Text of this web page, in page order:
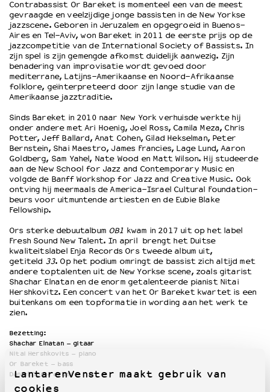
LantarenVenster maakt gebruik van
cookies
OVER LANTARENVENSTER
Wat we doen
Werken bij
Wie is wie
Word vriend
Partners
Huisregels
Privacyverklaring
Integriteits- en gedragscode
Duurzaamheid
Culturele boycot Israël
Ruimte voor artistieke vrijheid – VNPF
Contrabassist Or Bareket is momenteel een van de meest
gevraagde en veelzijdige jonge bassisten in de New Yorkse
jazzscene. Geboren in Jeruzalem en opgegroeid in Buenos-
Aires en Tel-Aviv, won Bareket in 2011 de eerste prijs op de
jazzcompetitie van de International Society of Bassists. In
zijn spel is zijn gemengde afkomst duidelijk aanwezig. Zijn
benadering van improvisatie wordt gevoed door
mediterrane, Latijns-Amerikaanse en Noord-Afrikaanse
folklore, geïnterpreteerd door zijn lange studie van de
Amerikaanse jazztraditie.
Sinds Bareket in 2010 naar New York verhuisde werkte hij
onder andere met Ari Hoenig, Joel Ross, Camila Meza, Chris
Potter, Jeff Ballard, Anat Cohen, Gilad Hekselman, Peter
Bernstein, Shai Maestro, James Francies, Lage Lund, Aaron
Goldberg, Sam Yahel, Nate Wood en Matt Wilson. Hij studeerde
aan de New School for Jazz and Contemporary Music en
volgde de Banff Workshop for Jazz and Creative Music. Ook
ontving hij meermaals de America-Israel Cultural Foundation-
beurs voor uitmuntende artiesten en de Eubie Blake
Fellowship.
Ors sterke debuutalbum OB1 kwam in 2017 uit op het label
Fresh Sound New Talent. In april brengt het Duitse
kwaliteitslabel Enja Records Ors tweede album uit,
getiteld 33. Op het podium omringt de bassist zich altijd met
andere toptalenten uit de New Yorkse scene, zoals gitarist
Shachar Elnatan en de enorm getalenteerde pianist Nitai
Hershkovitz. Een concert van het Or Bareket kwartet is een
buitenkans om een topformatie in wording aan het werk te
zien.
Bezetting:
Shachar Elnatan – gitaar
Nitai Hershkovits – piano
Or Bareket – bass
Daniel Dor – drums